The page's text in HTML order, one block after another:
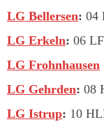
LG Bellersen: 04
LG Erkeln: 06
LG Frohnhausen
LG Gehrden: 08
LG Istrup: 10